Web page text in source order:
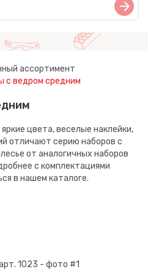
ассортимент
с ведром средним
цвета, веселые наклейки,
отличают серию наборов с
от аналогичных наборов
с комплектациями
в нашем каталоге.